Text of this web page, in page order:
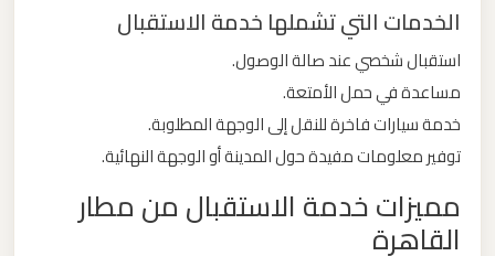
الخدمات التي تشملها خدمة الاستقبال
استقبال شخصي عند صالة الوصول.
مساعدة في حمل الأمتعة.
خدمة سيارات فاخرة للنقل إلى الوجهة المطلوبة.
توفير معلومات مفيدة حول المدينة أو الوجهة النهائية.
مميزات خدمة الاستقبال من مطار
القاهرة
العرب
الساحل
الشمالي